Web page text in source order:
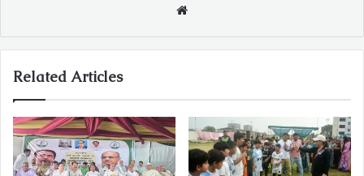
Related Articles